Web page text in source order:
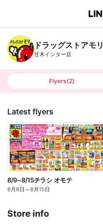
B
n
c
h
T
ドラッグストアモリ
甘木インター店
Flyers(2)
Latest flyers
8/9~8/15チラシ オモテ
8月8日 ～8月15日
Store info